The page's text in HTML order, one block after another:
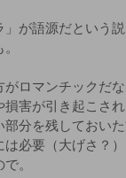
が語源だという
ロマンチックだな
害が引き起こされ
分を残しておい
必要（大げさ？
。